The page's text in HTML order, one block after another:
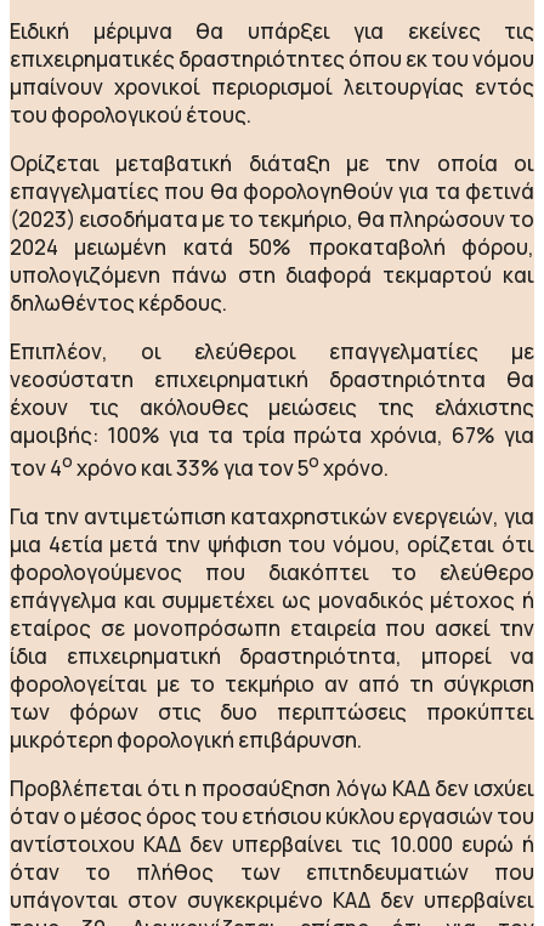
Ειδική μέριμνα θα υπάρξει για εκείνες τις
επιχειρηματικές δραστηριότητες όπου εκ του νόμου
μπαίνουν χρονικοί περιορισμοί λειτουργίας εντός
του φορολογικού έτους.
Ορίζεται μεταβατική διάταξη με την οποία οι
επαγγελματίες που θα φορολογηθούν για τα φετινά
(2023) εισοδήματα με το τεκμήριο, θα πληρώσουν το
2024 μειωμένη κατά 50% προκαταβολή φόρου,
υπολογιζόμενη πάνω στη διαφορά τεκμαρτού και
δηλωθέντος κέρδους.
Eπιπλέον, οι ελεύθεροι επαγγελματίες με
νεοσύστατη επιχειρηματική δραστηριότητα θα
έχουν τις ακόλουθες μειώσεις της ελάχιστης
αμοιβής: 100% για τα τρία πρώτα χρόνια, 67% για
τον 4ο χρόνο και 33% για τον 5ο χρόνο.
Για την αντιμετώπιση καταχρηστικών ενεργειών, για
μια 4ετία μετά την ψήφιση του νόμου, ορίζεται ότι
φορολογούμενος που διακόπτει το ελεύθερο
επάγγελμα και συμμετέχει ως μοναδικός μέτοχος ή
εταίρος σε μονοπρόσωπη εταιρεία που ασκεί την
ίδια επιχειρηματική δραστηριότητα, μπορεί να
φορολογείται με το τεκμήριο αν από τη σύγκριση
των φόρων στις δυο περιπτώσεις προκύπτει
μικρότερη φορολογική επιβάρυνση.
Προβλέπεται ότι η προσαύξηση λόγω ΚΑΔ δεν ισχύει
όταν ο μέσος όρος του ετήσιου κύκλου εργασιών του
αντίστοιχου ΚΑΔ δεν υπερβαίνει τις 10.000 ευρώ ή
όταν το πλήθος των επιτηδευματιών που
υπάγονται στον συγκεκριμένο ΚΑΔ δεν υπερβαίνει